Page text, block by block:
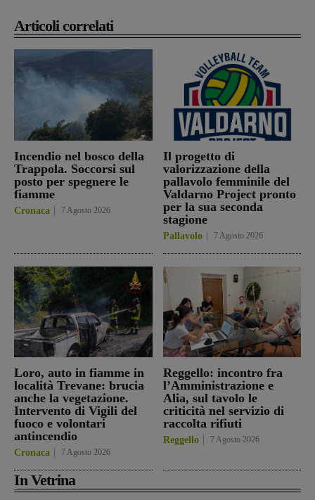
Articoli correlati
Incendio nel bosco della
Trappola. Soccorsi sul
posto per spegnere le
fiamme
Cronaca 7 Agosto 2026
Il progetto di
valorizzazione della
pallavolo femminile del
Valdarno Project pronto
per la sua seconda
stagione
Pallavolo 7 Agosto 2026
Loro, auto in fiamme in
località Trevane: brucia
anche la vegetazione.
Intervento di Vigili del
fuoco e volontari
antincendio
Cronaca 7 Agosto 2026
Reggello: incontro fra
l’Amministrazione e
Alia, sul tavolo le
criticità nel servizio di
raccolta rifiuti
Reggello 7 Agosto 2026
In Vetrina